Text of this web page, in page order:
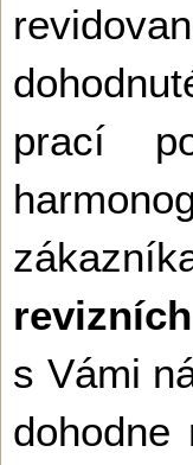
prací
s Vámi